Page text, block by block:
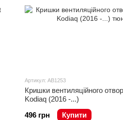
Артикул: AB1253
Кришки вентиляційного
Kodiaq (2016 -...)
496 грн
Купити